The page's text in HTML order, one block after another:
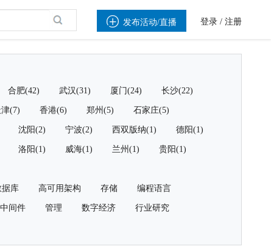
 发布活动/直播 登录 / 注册
合肥(42) 武汉(31) 厦门(24) 长沙(22)
津(7) 香港(6) 郑州(5) 石家庄(5)
沈阳(2) 宁波(2) 西双版纳(1) 德阳(1)
洛阳(1) 威海(1) 兰州(1) 贵阳(1)
据库 高可用架构 存储 编程语言
中间件 管理 数字经济 行业研究